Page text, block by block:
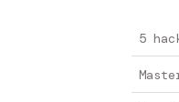
5